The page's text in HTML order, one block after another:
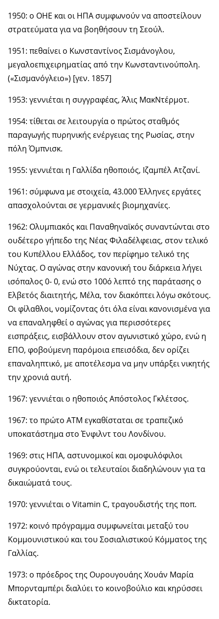
1950: ο ΟΗΕ και οι ΗΠΑ συμφωνούν να αποστείλουν
στρατεύματα για να βοηθήσουν τη Σεούλ.
1951: πεθαίνει ο Κωνσταντίνος Σισμάνογλου,
μεγαλοεπιχειρηματίας από την Κωνσταντινούπολη.
(«Σισμανόγλειο») [γεν. 1857]
1953: γεννιέται η συγγραφέας, Άλις ΜακΝτέρμοτ.
1954: τίθεται σε λειτουργία ο πρώτος σταθμός
παραγωγής πυρηνικής ενέργειας της Ρωσίας, στην
πόλη Όμπνισκ.
1955: γεννιέται η Γαλλίδα ηθοποιός, Ιζαμπέλ Ατζανί.
1961: σύμφωνα με στοιχεία, 43.000 Έλληνες εργάτες
απασχολούνται σε γερμανικές βιομηχανίες.
1962: Ολυμπιακός και Παναθηναϊκός συναντώνται στο
ουδέτερο γήπεδο της Νέας Φιλαδέλφειας, στον τελικό
του Κυπέλλου Ελλάδος, τον περίφημο τελικό της
Νύχτας. Ο αγώνας στην κανονική του διάρκεια λήγει
ισόπαλος 0- 0, ενώ στο 100ό λεπτό της παράτασης ο
Ελβετός διαιτητής, Μέλα, τον διακόπτει λόγω σκότους.
Οι φίλαθλοι, νομίζοντας ότι όλα είναι κανονισμένα για
να επαναληφθεί ο αγώνας για περισσότερες
εισπράξεις, εισβάλλουν στον αγωνιστικό χώρο, ενώ η
ΕΠΟ, φοβούμενη παρόμοια επεισόδια, δεν ορίζει
επαναληπτικό, με αποτέλεσμα να μην υπάρξει νικητής
την χρονιά αυτή.
1967: γεννιέται ο ηθοποιός Απόστολος Γκλέτσος.
1967: το πρώτο ATM εγκαθίσταται σε τραπεζικό
υποκατάστημα στο Ένφιλντ του Λονδίνου.
1969: στις ΗΠΑ, αστυνομικοί και ομοφυλόφιλοι
συγκρούονται, ενώ οι τελευταίοι διαδηλώνουν για τα
δικαιώματά τους.
1970: γεννιέται ο Vitamin C, τραγουδιστής της ποπ.
1972: κοινό πρόγραμμα συμφωνείται μεταξύ του
Κομμουνιστικού και του Σοσιαλιστικού Κόμματος της
Γαλλίας.
1973: ο πρόεδρος της Ουρουγουάης Χουάν Μαρία
Μπορνταμπέρι διαλύει το κοινοβούλιο και κηρύσσει
δικτατορία.